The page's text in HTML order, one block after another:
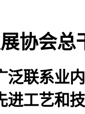
协会总
泛联系业
进工艺和